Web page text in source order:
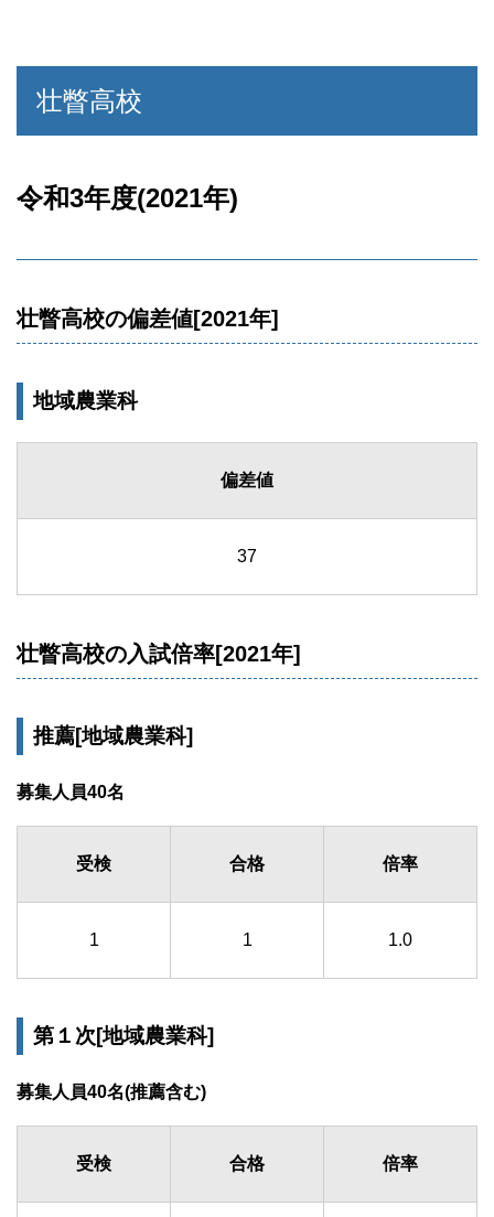
壮瞥高校
令和3年度(2021年)
壮瞥高校の偏差値[2021年]
地域農業科
偏差値
37
壮瞥高校の入試倍率[2021年]
推薦[地域農業科]
募集人員40名
受検 合格 倍率
1 1 1.0
第１次[地域農業科]
募集人員40名(推薦含む)
受検 合格 倍率